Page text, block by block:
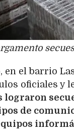
en el barrio
oficiales y
lograron
de